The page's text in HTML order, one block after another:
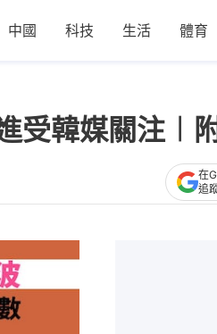
中國 科技 生活 體育
韓媒關注︱
在
追